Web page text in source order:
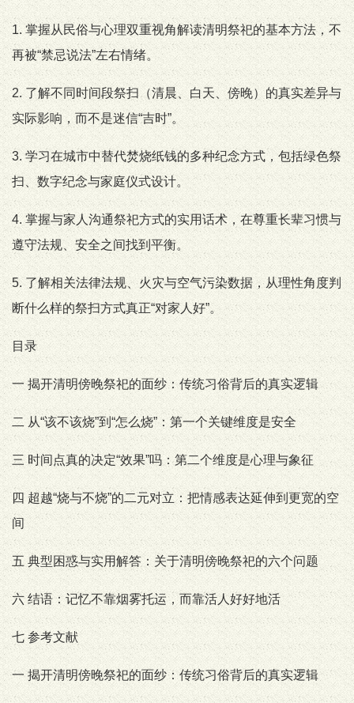
1. 掌握从民俗与心理双重视角解读清明祭祀的基本方法，不
再被“禁忌说法”左右情绪。
2. 了解不同时间段祭扫（清晨、白天、傍晚）的真实差异与
实际影响，而不是迷信“吉时”。
3. 学习在城市中替代焚烧纸钱的多种纪念方式，包括绿色祭
扫、数字纪念与家庭仪式设计。
4. 掌握与家人沟通祭祀方式的实用话术，在尊重长辈习惯与
遵守法规、安全之间找到平衡。
5. 了解相关法律法规、火灾与空气污染数据，从理性角度判
断什么样的祭扫方式真正“对家人好”。
目录
一 揭开清明傍晚祭祀的面纱：传统习俗背后的真实逻辑
二 从“该不该烧”到“怎么烧”：第一个关键维度是安全
三 时间点真的决定“效果”吗：第二个维度是心理与象征
四 超越“烧与不烧”的二元对立：把情感表达延伸到更宽的空
间
五 典型困惑与实用解答：关于清明傍晚祭祀的六个问题
六 结语：记忆不靠烟雾托运，而靠活人好好地活
七 参考文献
一 揭开清明傍晚祭祀的面纱：传统习俗背后的真实逻辑